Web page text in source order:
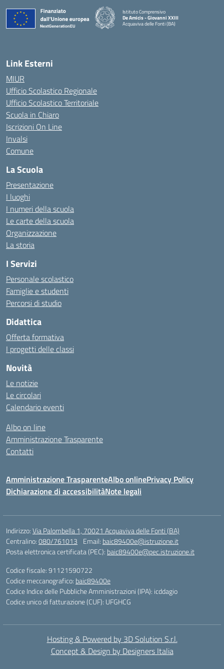
Istituto Comprensivo
De Amicis - Giovanni XXIII
Acquaviva delle Fonti (BA)
— Visita la pagina iniziale della scuola
Link Esterni
MIUR
Ufficio Scolastico Regionale
Ufficio Scolastico Territoriale
Scuola in Chiaro
Iscrizioni On Line
Invalsi
Comune
La Scuola
Presentazione
I luoghi
I numeri della scuola
Le carte della scuola
Organizzazione
La storia
I Servizi
Personale scolastico
Famiglie e studenti
Percorsi di studio
Didattica
Offerta formativa
I progetti delle classi
Novità
Le notizie
Le circolari
Calendario eventi
Albo on line
Amministrazione Trasparente
Contatti
Amministrazione TrasparenteAlbo onlinePrivacy Policy
Dichiarazione di accessibilitàNote legali
Indirizzo:Via Palombella 1, 70021 Acquaviva delle Fonti (BA)
Centralino:080/761013 Email: baic89400e@istruzione.it
Posta elettronica certificata (PEC): baic89400e@pec.istruzione.it
Codice fiscale: 91121590722
Codice meccanografico: baic89400e
Codice Indice delle Pubbliche Amministrazioni (IPA): icddagio
Codice unico di fatturazione (CUF): UFGHCG
Hosting & Powered by 3D Solution S.r.l.
Concept & Design by Designers Italia